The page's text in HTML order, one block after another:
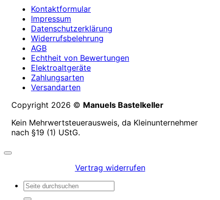
Kontaktformular
Impressum
Datenschutzerklärung
Widerrufsbelehrung
AGB
Echtheit von Bewertungen
Elektroaltgeräte
Zahlungsarten
Versandarten
Copyright 2026 © Manuels Bastelkeller
Kein Mehrwertsteuerausweis, da Kleinunternehmer
nach §19 (1) UStG.
Vertrag widerrufen
Suchen
nach: